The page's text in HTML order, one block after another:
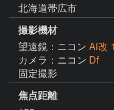
北海道帯広市
撮影機材
望遠鏡：ニコン Ai改
カメラ：ニコン Df
固定撮影
焦点距離